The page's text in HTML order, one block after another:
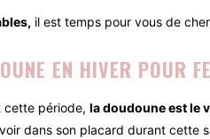
il est temps pour vous de
EN HIVER POUR
cette période, la doudoune est le
dans son placard durant cette